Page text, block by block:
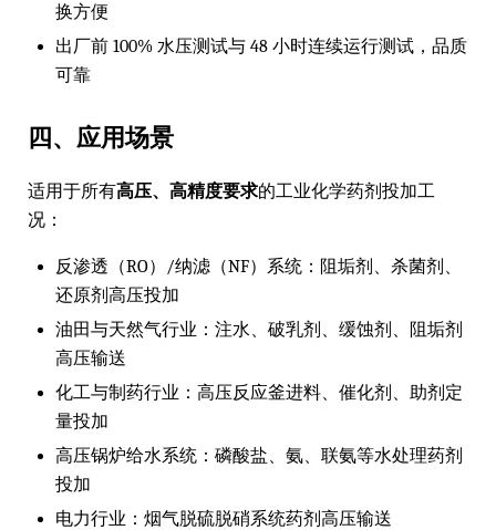
换方便
出厂前 100% 水压测试与 48 小时连续运行测试，品质
可靠
四、应用场景
适用于所有高压、高精度要求的工业化学药剂投加工
况：
反渗透（RO）/纳滤（NF）系统：阻垢剂、杀菌剂、
还原剂高压投加
油田与天然气行业：注水、破乳剂、缓蚀剂、阻垢剂
高压输送
化工与制药行业：高压反应釜进料、催化剂、助剂定
量投加
高压锅炉给水系统：磷酸盐、氨、联氨等水处理药剂
投加
电力行业：烟气脱硫脱硝系统药剂高压输送